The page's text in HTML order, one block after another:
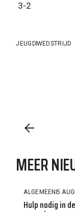
3-2
JEUGDWEDSTRIJD
MEER
ALGEMEEN5
Hulp nodig in